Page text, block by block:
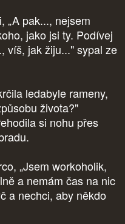
„A pak..., nejsem
jako jsi ty. Podívej
víš, jak žiju..." sypal ze
ledabyle rameny,
života?"
si nohu přes
„Jsem workoholik,
a nemám čas na nic
a nechci, aby někdo